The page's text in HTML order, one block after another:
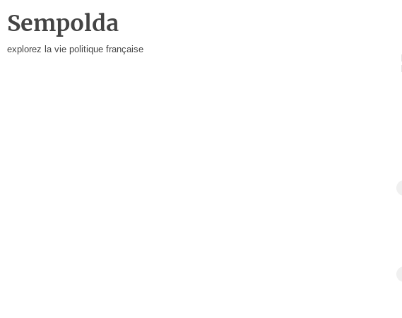
Sempolda
explorez la vie politique française